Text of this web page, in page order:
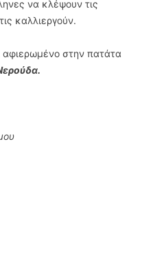
να κλέψουν τις
καλλιεργούν.
στην πατάτα